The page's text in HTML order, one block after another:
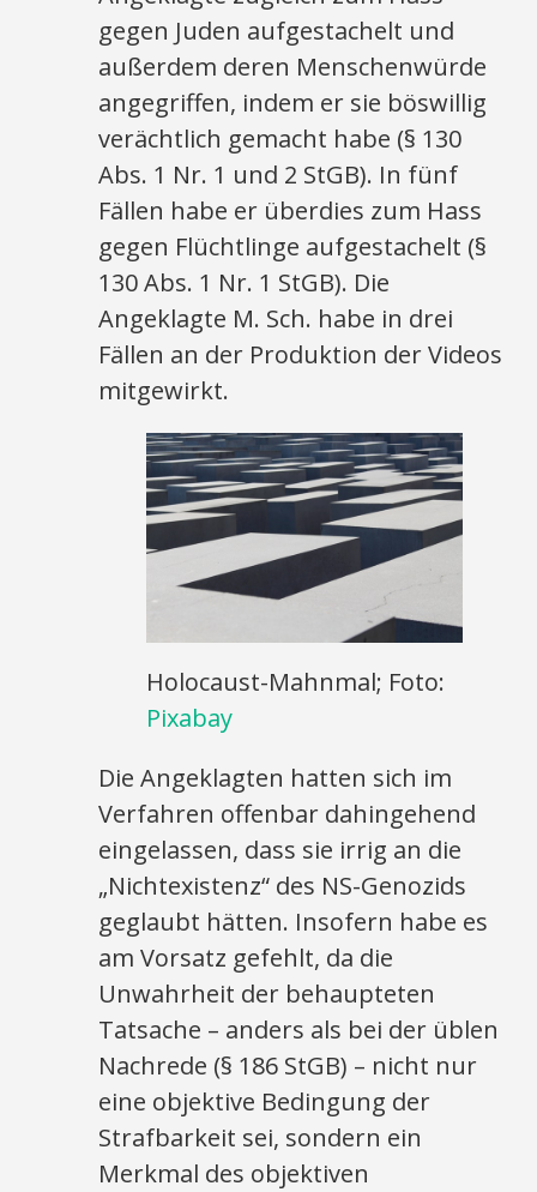
gegen Juden aufgestachelt und
außerdem deren Menschenwürde
angegriffen, indem er sie böswillig
verächtlich gemacht habe (§ 130
Abs. 1 Nr. 1 und 2 StGB). In fünf
Fällen habe er überdies zum Hass
gegen Flüchtlinge aufgestachelt (§
130 Abs. 1 Nr. 1 StGB). Die
Angeklagte M. Sch. habe in drei
Fällen an der Produktion der Videos
mitgewirkt.
Holocaust-Mahnmal; Foto:
Pixabay
Die Angeklagten hatten sich im
Verfahren offenbar dahingehend
eingelassen, dass sie irrig an die
„Nichtexistenz“ des NS-Genozids
geglaubt hätten. Insofern habe es
am Vorsatz gefehlt, da die
Unwahrheit der behaupteten
Tatsache – anders als bei der üblen
Nachrede (§ 186 StGB) – nicht nur
eine objektive Bedingung der
Strafbarkeit sei, sondern ein
Merkmal des objektiven